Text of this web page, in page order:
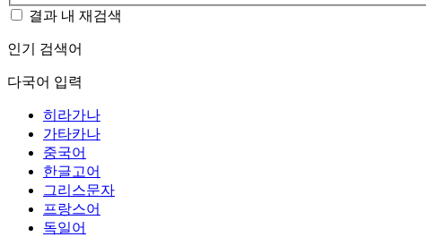
결과 내 재검색
인기 검색어
다국어 입력
히라가나
가타카나
중국어
한글고어
그리스문자
프랑스어
독일어